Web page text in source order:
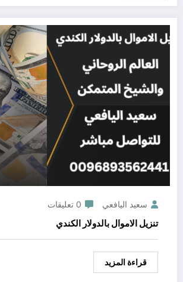
سعيد اليافعي 0 تعليقات
تنزيل الاموال بالدولار الكندي
قراءة المزيد